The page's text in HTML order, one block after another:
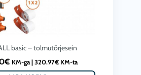
basic – tolmutõrjesein
€ KM-ga | 320.97€ KM-ta